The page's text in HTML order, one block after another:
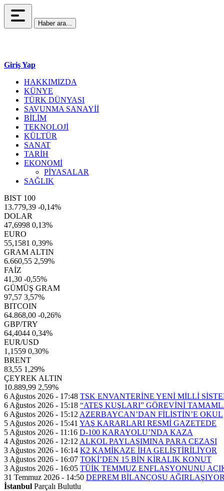
Haber ara...
Giriş Yap
HAKKIMIZDA
KÜNYE
TÜRK DÜNYASI
SAVUNMA SANAYİİ
BİLİM
TEKNOLOJİ
KÜLTÜR
SANAT
TARİH
EKONOMİ
PİYASALAR
SAĞLIK
BIST 100
13.779,39 -0,14%
DOLAR
47,6998 0,13%
EURO
55,1581 0,39%
GRAM ALTIN
6.660,55 2,59%
FAİZ
41,30 -0,55%
GÜMÜŞ GRAM
97,57 3,57%
BITCOIN
64.868,00 -0,26%
GBP/TRY
64,4044 0,34%
EUR/USD
1,1559 0,30%
BRENT
83,55 1,29%
ÇEYREK ALTIN
10.889,99 2,59%
6 Ağustos 2026 - 17:48 TSK ENVANTERİNE YENİ MİLLİ
6 Ağustos 2026 - 15:18 “ATEŞ KUŞLARI” GÖREVİNİ
6 Ağustos 2026 - 15:12 AZERBAYCAN’DAN FİLİSTİN’E OKUL
5 Ağustos 2026 - 15:41 YAŞ KARARLARI RESMİ GAZETEDE
5 Ağustos 2026 - 11:16 D-100 KARAYOLU’NDA KAZA
4 Ağustos 2026 - 12:12 ALKOL PAYLAŞIMINA PARA CEZASI
3 Ağustos 2026 - 16:14 K2 KAMİKAZE İHA GELİŞTİRİLİYOR
3 Ağustos 2026 - 16:07 TOKİ’DEN 15 BİN KİRALIK KONUT
3 Ağustos 2026 - 16:05 TÜİK TEMMUZ ENFLASYONUNU
31 Temmuz 2026 - 14:50 DEPREM BİLANÇOSU AĞIRLAŞIYOR
İstanbul Parçalı Bulutlu